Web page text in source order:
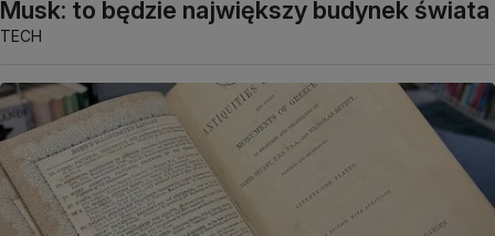
Musk: to będzie największy budynek świata
TECH